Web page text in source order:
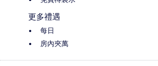
更多禮遇
每日
房內夾萬